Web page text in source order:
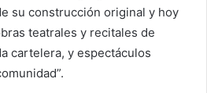
su construcción original y hoy
teatrales y recitales de
cartelera, y espectáculos